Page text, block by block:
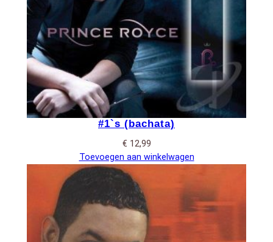
#1`s (bachata)
€ 12,99
Toevoegen aan winkelwagen